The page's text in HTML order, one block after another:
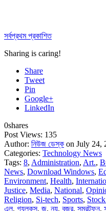
সর্বপ্রথম প্রকাশিত
Sharing is caring!
Share
Tweet
Pin
Google+
LinkedIn
0shares
Post Views: 135
Author: নিউজ ডেস্ক on July 24,
Categories: Technology News
Tags: 8, Administration, Art.,
News, Download Windows,
Environment, Health,
Justice, Media, National,
Religion, Si-tech, Sports,
এল, গযলকস, জ, নয়, বজর, সমরটফন,